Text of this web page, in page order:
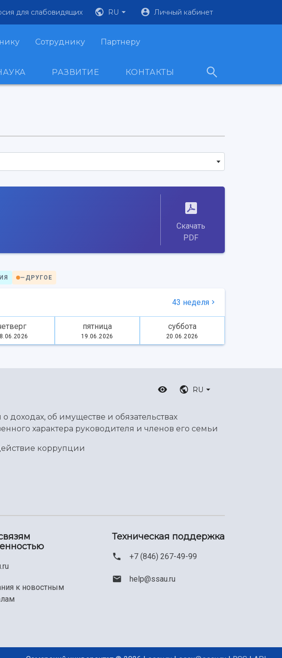
для слабовидящих RU Личный кабинет
Сотруднику Партнеру
РАЗВИТИЕ КОНТАКТЫ
Скачать
PDF
— ДРУГОЕ
43 неделя
пятница
19.06.2026
суббота
20.06.2026
RU
доходах, об имуществе и обязательствах
характера руководителя и членов его семьи
коррупции
к новостным
Техническая поддержка
+7 (846) 267-49-99
help@ssau.ru